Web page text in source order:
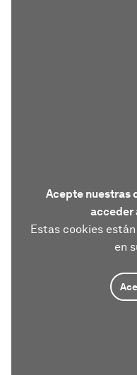
Acepte nuestras
acceder
Estas cookies
en